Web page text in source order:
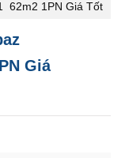
62m2 1PN Giá Tốt
Giá